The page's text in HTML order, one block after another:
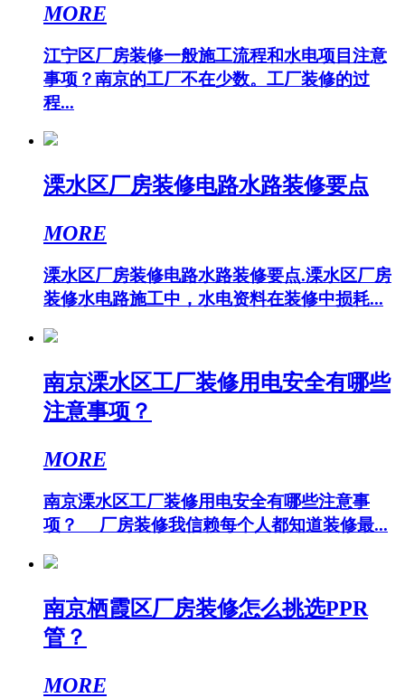
MORE
江宁区厂房装修一般施工流程和水电项目注意
事项？南京的工厂不在少数。工厂装修的过
程...
溧水区厂房装修电路水路装修要点
MORE
溧水区厂房装修电路水路装修要点.溧水区厂房
装修水电路施工中，水电资料在装修中损耗...
南京溧水区工厂装修用电安全有哪些
注意事项？
MORE
南京溧水区工厂装修用电安全有哪些注意事
项？ 厂房装修我信赖每个人都知道装修最...
南京栖霞区厂房装修怎么挑选PPR
管？
MORE